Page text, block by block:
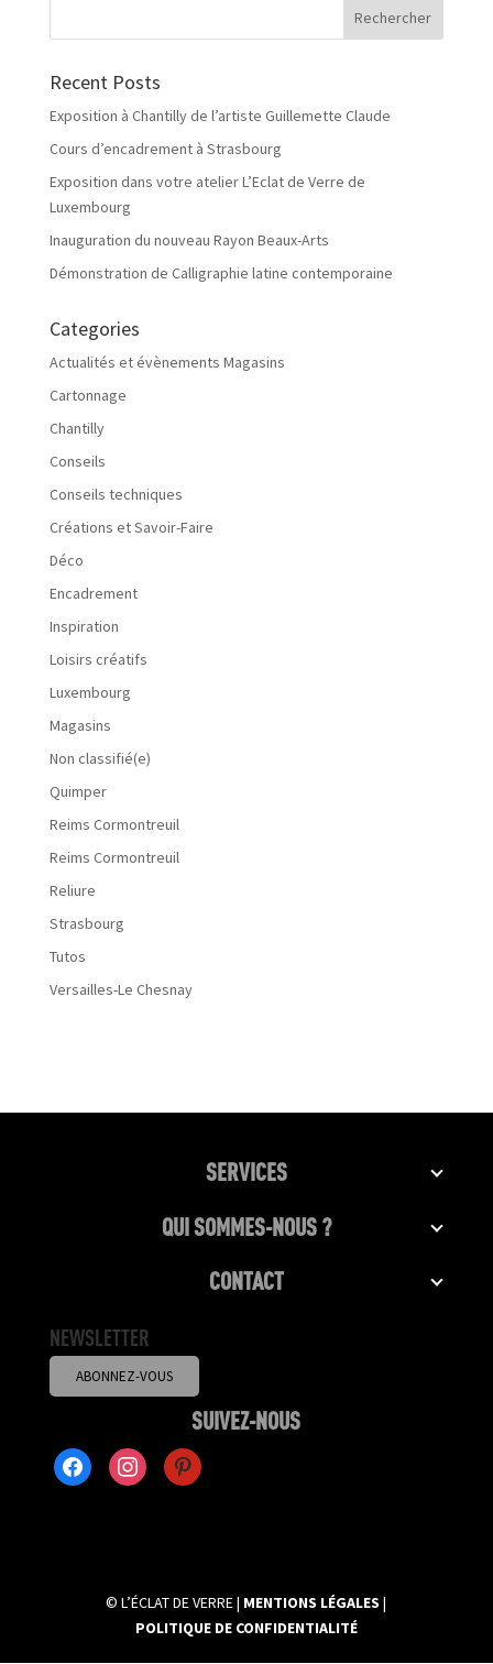
Recent Posts
Exposition à Chantilly de l’artiste Guillemette Claude
Cours d’encadrement à Strasbourg
Exposition dans votre atelier L’Eclat de Verre de
Luxembourg
Inauguration du nouveau Rayon Beaux-Arts
Démonstration de Calligraphie latine contemporaine
Categories
Actualités et évènements Magasins
Cartonnage
Chantilly
Conseils
Conseils techniques
Créations et Savoir-Faire
Déco
Encadrement
Inspiration
Loisirs créatifs
Luxembourg
Magasins
Non classifié(e)
Quimper
Reims Cormontreuil
Reims Cormontreuil
Reliure
Strasbourg
Tutos
Versailles-Le Chesnay
SERVICES
QUI SOMMES-NOUS ?
CONTACT
NEWSLETTER
ABONNEZ-VOUS
SUIVEZ-NOUS
FACEBOOK2INSTAGRAMPINTEREST
© L’ÉCLAT DE VERRE | MENTIONS LÉGALES |
POLITIQUE DE CONFIDENTIALITÉ